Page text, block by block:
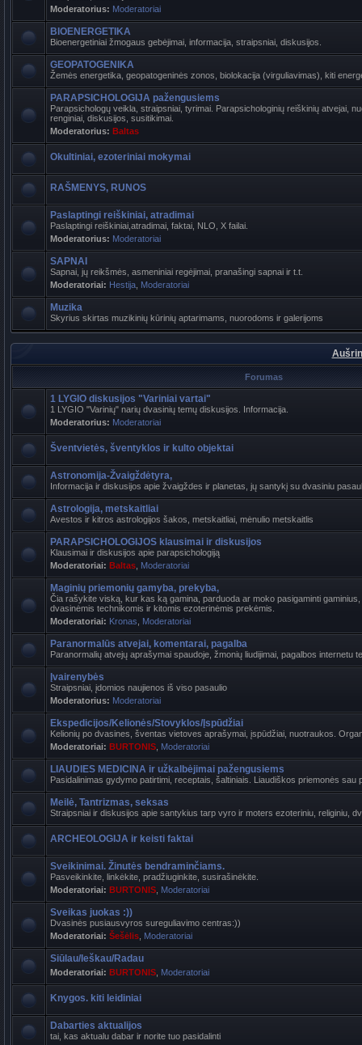
Moderatorius: Moderatoriai
BIOENERGETIKA
Bioenergetiniai žmogaus gebėjimai, informacija, straipsniai, diskusijos.
GEOPATOGENIKA
Žemės energetika, geopatogeninės zonos, biolokacija (virguliavimas), kiti
PARAPSICHOLOGIJA pažengusiems
Parapsichologų veikla, straipsniai, tyrimai. Parapsichologinių reiškinių atvejai,
renginiai, diskusijos, susitikimai.
Moderatorius: Baltas
Okultiniai, ezoteriniai mokymai
RAŠMENYS, RUNOS
Paslaptingi reiškiniai, atradimai
Paslaptingi reiškiniai,atradimai, faktai, NLO, X failai.
Moderatorius: Moderatoriai
SAPNAI
Sapnai, jų reikšmės, asmeniniai regėjimai, pranašingi sapnai ir t.t.
Moderatoriai: Hestija Moderatoriai
Muzika
Skyrius skirtas muzikinių kūrinių aptarimams, nuorodoms ir galerijoms
Forumas
1 LYGIO diskusijos "Variniai vartai"
1 LYGIO "Varinių" narių dvasinių temų diskusijos. Informacija.
Moderatorius: Moderatoriai
Šventvietės, šventyklos ir kulto objektai
Astronomija-Žvaigždėtyra,
Informacija ir diskusijos apie žvaigždes ir planetas, jų santykį su dvasiniu
Astrologija, metskaitliai
Avestos ir kitros astrologijos šakos, metskaitliai, mėnulio metskaitlis
PARAPSICHOLOGIJOS klausimai ir diskusijos
Klausimai ir diskusijos apie parapsichologiją
Moderatoriai: Baltas Moderatoriai
Maginių priemonių gamyba, prekyba,
Čia rašykite viską, kur kas ką gamina, parduoda ar moko pasigaminti
dvasinėmis technikomis ir kitomis ezoterinėmis prekėmis.
Moderatoriai: Kronas Moderatoriai
Paranormalūs atvejai, komentarai, pagalba
Paranormalių atvejų aprašymai spaudoje, žmonių liudijimai, pagalbos internetu
Įvairenybės
Straipsniai, įdomios naujienos iš viso pasaulio
Moderatorius: Moderatoriai
Ekspedicijos/Kelionės/Stovyklos/Įspūdžiai
Kelionių po dvasines, šventas vietoves aprašymai, įspūdžiai, nuotraukos.
Moderatoriai: BURTONIS Moderatoriai
LIAUDIES MEDICINA ir užkalbėjimai pažengusiems
Pasidalinimas gydymo patirtimi, receptais, šaltiniais. Liaudiškos priemonės sau
Meilė, Tantrizmas, seksas
Straipsniai ir diskusijos apie santykius tarp vyro ir moters ezoteriniu, religiniu,
ARCHEOLOGIJA ir keisti faktai
Sveikinimai. Žinutės bendraminčiams.
Pasveikinkite, linkėkite, pradžiuginkite, susirašinėkite.
Moderatoriai: BURTONIS Moderatoriai
Sveikas juokas :))
Dvasinės pusiausvyros sureguliavimo centras:))
Moderatoriai: Šešėlis Moderatoriai
Siūlau/Ieškau/Radau
Moderatoriai: BURTONIS Moderatoriai
Knygos. kiti leidiniai
Dabarties aktualijos
tai, kas aktualu dabar ir norite tuo pasidalinti